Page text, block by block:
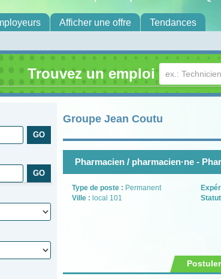
Afficher une offre Tendances
Trouvez un emploi
Groupe Jean Coutu
Pharmacien / pharmacien·ne -
Type de poste : Permanent
Ville : local 101